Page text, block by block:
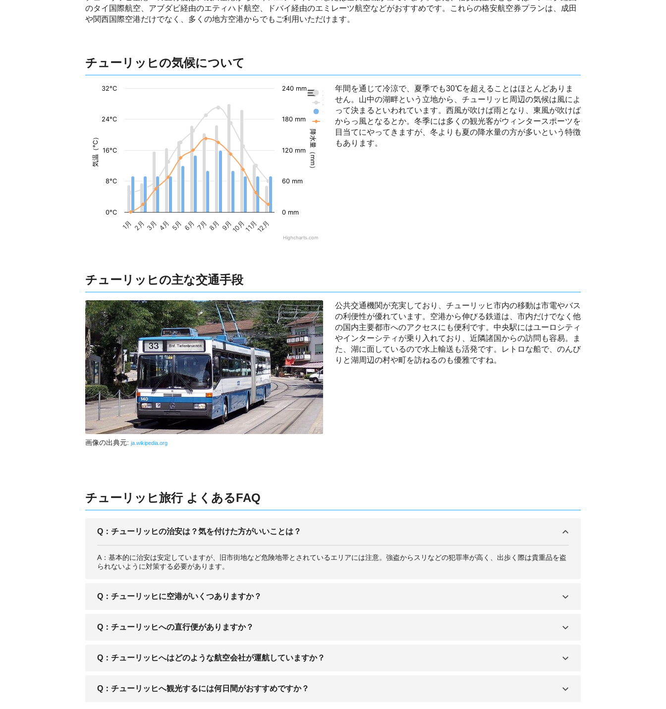
のタイ国際航空、アブダビ経由のエティハド航空、ドバイ経由のエミレーツ航空などがおすすめです。これらの格安航空券プランは、成田
や関西国際空港だけでなく、多くの地方空港からでもご利用いただけます。
チューリッヒの気候について
気温（°C） 降水量（mm）
東京の降水量
東京の気温
チューリッヒの降水量
チューリッヒの気温
1月 2月 3月 4月 5月 6月 7月 8月 9月10月11月12月
0°C
8°C
16°C
24°C
32°C
0 mm
60 mm
120 mm
180 mm
240 mm
Highcharts.com
年間を通じて冷涼で、夏季でも30℃を超えることはほとんどありま
せん。山中の湖畔という立地から、チューリッヒ周辺の気候は風によ
って決まるといわれています。西風が吹けば雨となり、東風が吹けば
からっ風となるとか。冬季には多くの観光客がウィンタースポーツを
目当てにやってきますが、冬よりも夏の降水量の方が多いという特徴
もあります。
チューリッヒの主な交通手段
画像の出典元: ja.wikipedia.org
公共交通機関が充実しており、チューリッヒ市内の移動は市電やバス
の利便性が優れています。空港から伸びる鉄道は、市内だけでなく他
の国内主要都市へのアクセスにも便利です。中央駅にはユーロシティ
やインターシティが乗り入れており、近隣諸国からの訪問も容易。ま
た、湖に面しているので水上輸送も活発です。レトロな船で、のんび
りと湖周辺の村や町を訪ねるのも優雅ですね。
チューリッヒ旅行 よくあるFAQ
Q：チューリッヒの治安は？気を付けた方がいいことは？
A：基本的に治安は安定していますが、旧市街地など危険地帯とされているエリアには注意。強盗からスリなどの犯罪率が高く、出歩く際は貴重品を盗
られないように対策する必要があります。
Q：チューリッヒに空港がいくつありますか？
A：市街郊外のクローテンに「チューリッヒ空港」があります。
Q：チューリッヒへの直行便がありますか？
A：東京・成田からの直行便が出ています。
Q：チューリッヒへはどのような航空会社が運航していますか？
A：スイス インターナショナル エアラインズや、ブリティッシュ・エアウェイズなどイギリスの航空会社をはじめ欧州から多くの航空会社が運航して
います。
Q：チューリッヒへ観光するには何日間がおすすめですか？